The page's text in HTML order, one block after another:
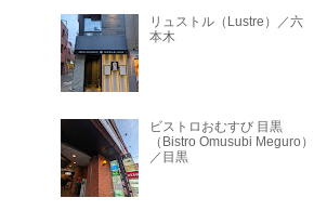
リュストル（Lustre）／六
本木
ビストロおむすび 目黒
（Bistro Omusubi Meguro）
／目黒